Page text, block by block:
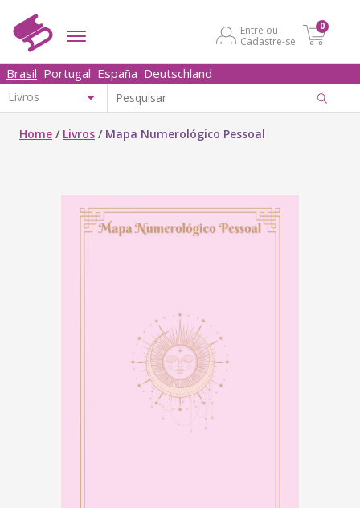
Entre ou
Cadastre-se
0
Brasil Portugal España Deutschland
Home / Livros / Mapa Numerológico Pessoal